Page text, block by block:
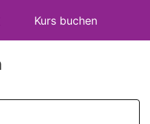
Kurs buchen